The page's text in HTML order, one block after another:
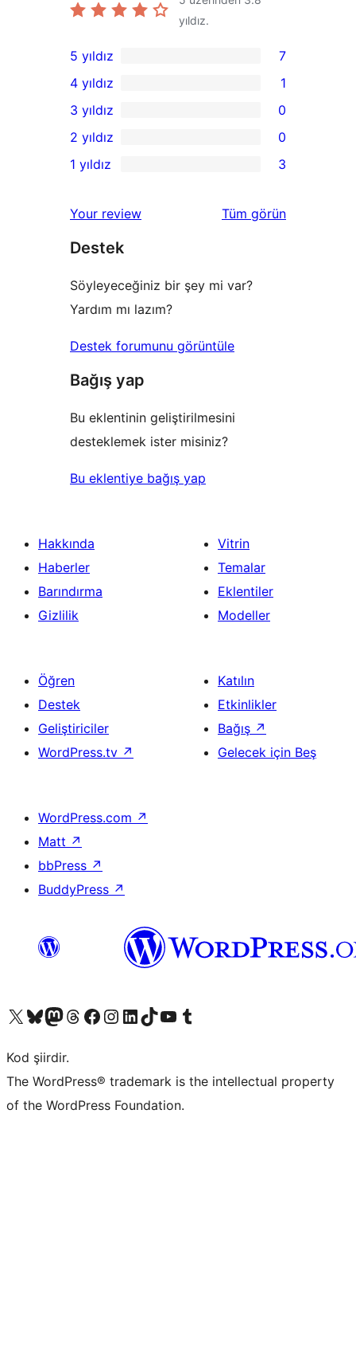
yıldız.
7
5
yıldızlı
inceleme
5 yıldız 7
4
yıldızlı
inceleme
4 yıldız 1
0
3
yıldızlı
3 yıldız 0
2
inceleme
2 yıldız 0
yıldızlı
inceleme
1 yıldız 3
Your review Tüm değerlendirmeleri
görün
Destek
Söyleyeceğiniz bir şey mi var?
Yardım mı lazım?
Destek forumunu görüntüle
Bağış yap
Bu eklentinin geliştirilmesini
desteklemek ister misiniz?
Bu eklentiye bağış yap
Hakkında
Haberler
Barındırma
Gizlilik
Vitrin
Temalar
Eklentiler
Modeller
Öğren
Destek
Geliştiriciler
WordPress.tv ↗
Katılın
Etkinlikler
Bağış ↗
Gelecek için Beş
WordPress.com ↗
Matt ↗
bbPress ↗
BuddyPress ↗
X (eski Twitter) hesabımıza bakın
Bluesky hesabımızı ziyaret edinMastodon hesabımızı ziyaret edinThreads hesabımızı ziyaret edinFacebook sayfamızı ziyaret edinInstagram hesabımızı ziyaret edinLinkedIn hesabımızı ziyaret edinTikTok hesabımızı ziyaret edinYouTube kanalımızı ziyaret edinTumblr hesabımızı ziyaret edin
Kod şiirdir.
The WordPress® trademark is the intellectual property
of the WordPress Foundation.